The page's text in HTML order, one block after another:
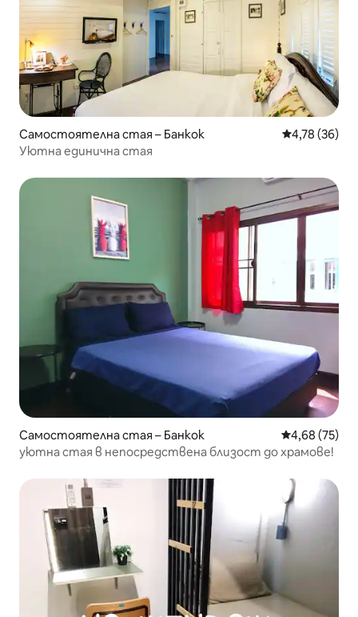
Самостоятелна стая – Банкок Средна
4,78 (36)
Уютна единична стая
Самостоятелна стая – Банкок Средна
4,68 (75)
уютна стая в непосредствена близост до храмове!